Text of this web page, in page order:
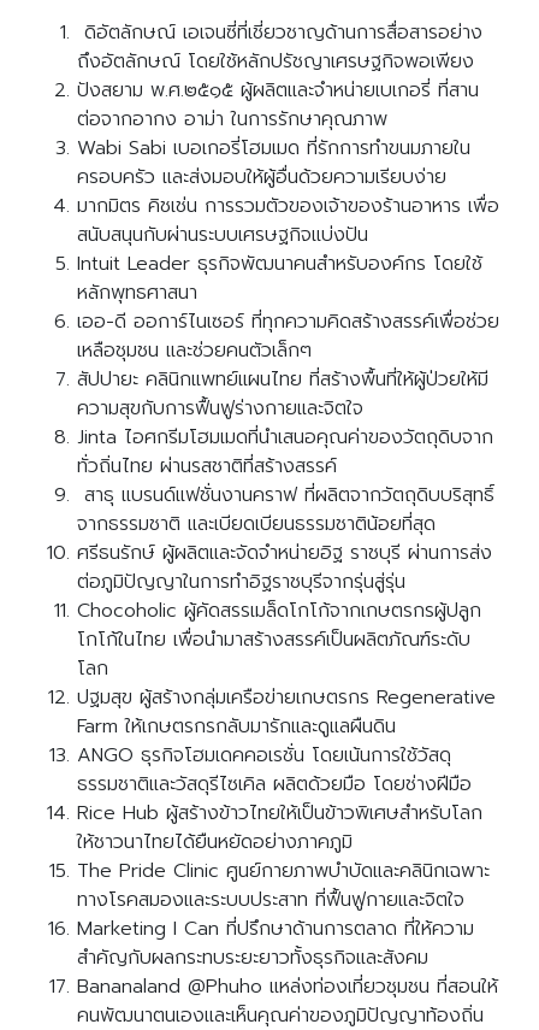
ดิอัตลักษณ์ เอเจนซี่ที่เชี่ยวชาญด้านการสื่อสารอย่าง
ถึงอัตลักษณ์ โดยใช้หลักปรัชญาเศรษฐกิจพอเพียง
ปังสยาม พ.ศ.๒๕๑๕ ผู้ผลิตและจำหน่ายเบเกอรี่ ที่สาน
ต่อจากอากง อาม่า ในการรักษาคุณภาพ
Wabi Sabi เบอเกอรี่โฮมเมด ที่รักการทำขนมภายใน
ครอบครัว และส่งมอบให้ผู้อื่นด้วยความเรียบง่าย
มากมิตร คิชเช่น การรวมตัวของเจ้าของร้านอาหาร เพื่อ
สนับสนุนกับผ่านระบบเศรษฐกิจแบ่งปัน
Intuit Leader ธุรกิจพัฒนาคนสำหรับองค์กร โดยใช้
หลักพุทธศาสนา
เออ-ดี ออการ์ไนเซอร์ ที่ทุกความคิดสร้างสรรค์เพื่อช่วย
เหลือชุมชน และช่วยคนตัวเล็กๆ
สัปปายะ คลินิกแพทย์แผนไทย ที่สร้างพื้นที่ให้ผู้ป่วยให้มี
ความสุขกับการฟื้นฟูร่างกายและจิตใจ
Jinta ไอศกรีมโฮมเมดที่นำเสนอคุณค่าของวัตถุดิบจาก
ทั่วถิ่นไทย ผ่านรสชาติที่สร้างสรรค์
สาธุ แบรนด์แฟชั่นงานคราฟ ที่ผลิตจากวัตถุดิบบริสุทธิ์
จากธรรมชาติ และเบียดเบียนธรรมชาติน้อยที่สุด
ศรีธนรักษ์ ผู้ผลิตและจัดจำหน่ายอิฐ ราชบุรี ผ่านการส่ง
ต่อภูมิปัญญาในการทำอิฐราชบุรีจากรุ่นสู่รุ่น
Chocoholic ผู้คัดสรรเมล็ดโกโก้จากเกษตรกรผู้ปลูก
โกโก้ในไทย เพื่อนำมาสร้างสรรค์เป็นผลิตภัณฑ์ระดับ
โลก
ปฐมสุข ผู้สร้างกลุ่มเครือข่ายเกษตรกร Regenerative
Farm ให้เกษตรกรกลับมารักและดูแลผืนดิน
ANGO ธุรกิจโฮมเดคคอเรชั่น โดยเน้นการใช้วัสดุ
ธรรมชาติและวัสดุรีไซเคิล ผลิตด้วยมือ โดยช่างฝีมือ
Rice Hub ผู้สร้างข้าวไทยให้เป็นข้าวพิเศษสำหรับโลก
ให้ชาวนาไทยได้ยืนหยัดอย่างภาคภูมิ
The Pride Clinic ศูนย์กายภาพบำบัดและคลินิกเฉพาะ
ทางโรคสมองและระบบประสาท ที่ฟื้นฟูกายและจิตใจ
Marketing I Can ที่ปรึกษาด้านการตลาด ที่ให้ความ
สำคัญกับผลกระทบระยะยาวทั้งธุรกิจและสังคม
Bananaland @Phuho แหล่งท่องเที่ยวชุมชน ที่สอนให้
คนพัฒนาตนเองและเห็นคุณค่าของภูมิปัญญาท้องถิ่น